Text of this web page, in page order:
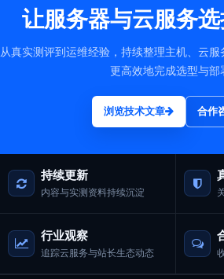
让服务器与云服务
从真实测评到运维经验，持续整理主机、云
更高效地完成选型与部
浏览技术文章 合作
持续更新
内容与实测资料持续沉淀
行业观察
追踪云服务与站长生态动态